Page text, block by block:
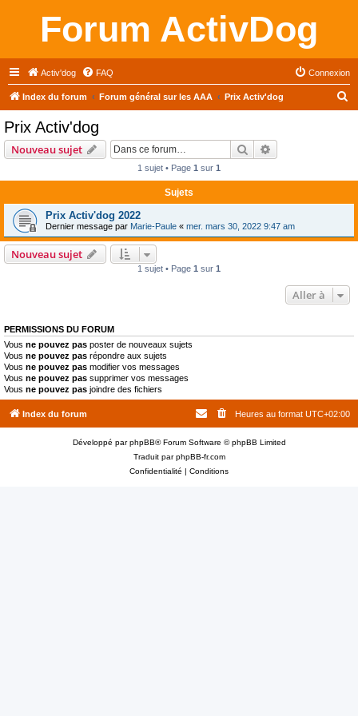
Forum ActivDog
Activ'dog FAQ Connexion
Index du forum Forum général sur les AAA Prix Activ'dog
Prix Activ'dog
Nouveau sujet Rechercher
1 sujet • Page 1 sur 1
Sujets
Prix Activ'dog 2022
Dernier message par Marie-Paule « mer. mars 30, 2022 9:47 am
Nouveau sujet
1 sujet • Page 1 sur 1
Aller à
PERMISSIONS DU FORUM
Vous ne pouvez pas poster de nouveaux sujets
Vous ne pouvez pas répondre aux sujets
Vous ne pouvez pas modifier vos messages
Vous ne pouvez pas supprimer vos messages
Vous ne pouvez pas joindre des fichiers
Index du forum Heures au format UTC+02:00
Développé parphpBB® Forum Software © phpBB Limited
Traduit parphpBB-fr.com
Confidentialité | Conditions